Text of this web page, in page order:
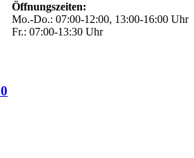
Öffnungszeiten:
Mo.-Do.: 07:00-12:00, 13:00-16:00 Uhr
Fr.: 07:00-13:30 Uhr